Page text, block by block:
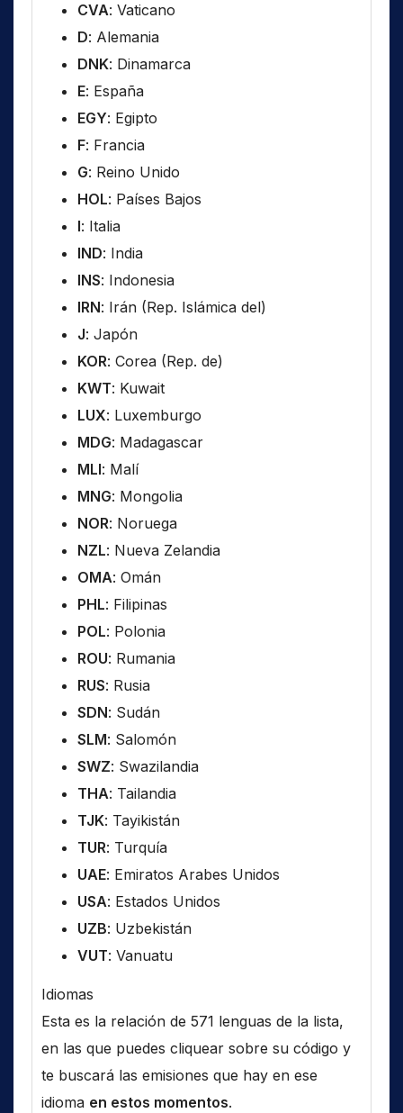
CVA: Vaticano
D: Alemania
DNK: Dinamarca
E: España
EGY: Egipto
F: Francia
G: Reino Unido
HOL: Países Bajos
I: Italia
IND: India
INS: Indonesia
IRN: Irán (Rep. Islámica del)
J: Japón
KOR: Corea (Rep. de)
KWT: Kuwait
LUX: Luxemburgo
MDG: Madagascar
MLI: Malí
MNG: Mongolia
NOR: Noruega
NZL: Nueva Zelandia
OMA: Omán
PHL: Filipinas
POL: Polonia
ROU: Rumania
RUS: Rusia
SDN: Sudán
SLM: Salomón
SWZ: Swazilandia
THA: Tailandia
TJK: Tayikistán
TUR: Turquía
UAE: Emiratos Arabes Unidos
USA: Estados Unidos
UZB: Uzbekistán
VUT: Vanuatu
Idiomas
Esta es la relación de 571 lenguas de la lista,
en las que puedes cliquear sobre su código y
te buscará las emisiones que hay en ese
idioma en estos momentos.